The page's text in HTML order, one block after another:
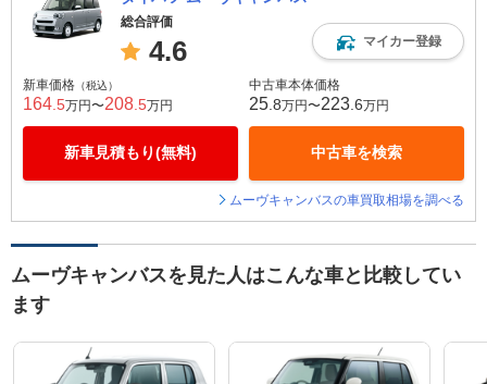
総合評価
4.6 マイカー登録
新車価格 （税込）
164 .5万円〜208 .5万円
新車見積もり(無料)
中古車本体価格
25 .8万円〜223 .6万円
中古車を検索
ムーヴキャンバスの車買取相場を調べる
ムーヴキャンバスを見た人はこんな車と比較してい
ます